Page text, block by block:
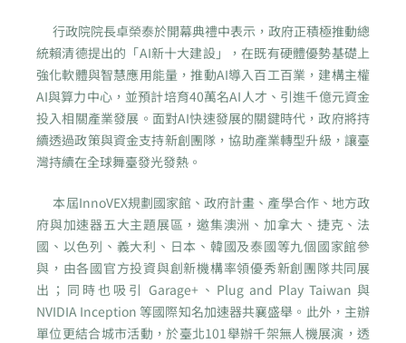
行政院院長卓榮泰於開幕典禮中表示，政府正積極推動總
統賴清德提出的「AI新十大建設」，在既有硬體優勢基礎上
強化軟體與智慧應用能量，推動AI導入百工百業，建構主權
AI與算力中心，並預計培育40萬名AI人才、引進千億元資金
投入相關產業發展。面對AI快速發展的關鍵時代，政府將持
續透過政策與資金支持新創團隊，協助產業轉型升級，讓臺
灣持續在全球舞臺發光發熱。
本屆InnoVEX規劃國家館、政府計畫、產學合作、地方政
府與加速器五大主題展區，邀集澳洲、加拿大、捷克、法
國、以色列、義大利、日本、韓國及泰國等九個國家館參
與，由各國官方投資與創新機構率領優秀新創團隊共同展
出；同時也吸引 Garage+、Plug and Play Taiwan 與
NVIDIA Inception 等國際知名加速器共襄盛舉。此外，主辦
單位更結合城市活動，於臺北101舉辦千架無人機展演，透